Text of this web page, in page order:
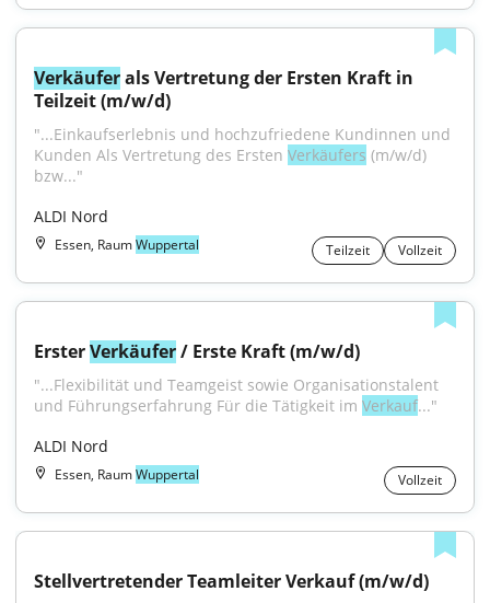
Verkäufer als Vertretung der Ersten Kraft in
Teilzeit (m/w/d)
"...Einkaufserlebnis und hochzufriedene Kundinnen und
Kunden Als Vertretung des Ersten Verkäufers (m/w/d)
bzw..."
ALDI Nord
Essen, RaumWuppertal Teilzeit Vollzeit
Erster Verkäufer / Erste Kraft (m/w/d)
"...Flexibilität und Teamgeist sowie Organisationstalent
und Führungserfahrung Für die Tätigkeit im Verkauf..."
ALDI Nord
Essen, RaumWuppertal Vollzeit
Stellvertretender Teamleiter Verkauf (m/w/d)